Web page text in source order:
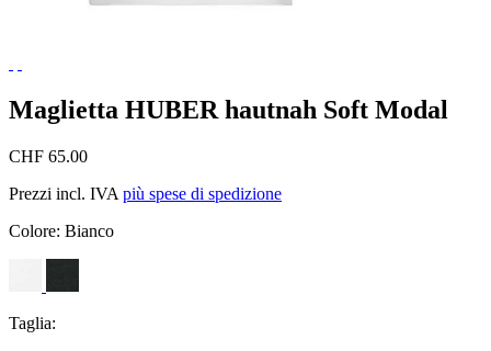
Maglietta HUBER hautnah Soft Modal
CHF 65.00
Prezzi incl. IVA più spese di spedizione
Colore: Bianco
Taglia: